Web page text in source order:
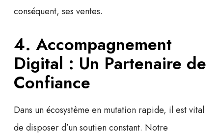
conséquent, ses ventes.
4. Accompagnement
Digital : Un Partenaire de
Confiance
Dans un écosystème en mutation rapide, il est vital
de disposer d’un soutien constant. Notre